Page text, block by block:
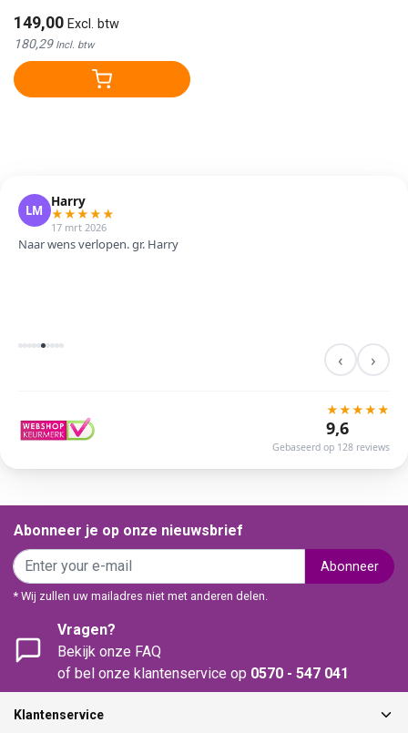
149,00 Excl. btw
180,29 Incl. btw
LM
Harry
★★★★★
17 mrt 2026
Naar wens verlopen. gr. Harry
‹ ›
★★★★★
9,6
Gebaseerd op 128 reviews
Abonneer je op onze nieuwsbrief
Abonneer
* Wij zullen uw mailadres niet met anderen delen.
Vragen?
Bekijk onze FAQ
of bel onze klantenservice op 0570 - 547 041
Klantenservice